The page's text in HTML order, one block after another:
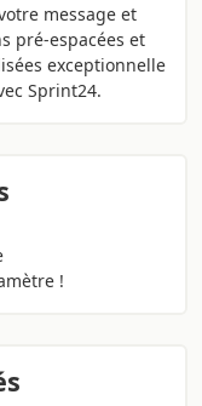
message et
pré-espacées et
exceptionnelle
Sprint24.
!